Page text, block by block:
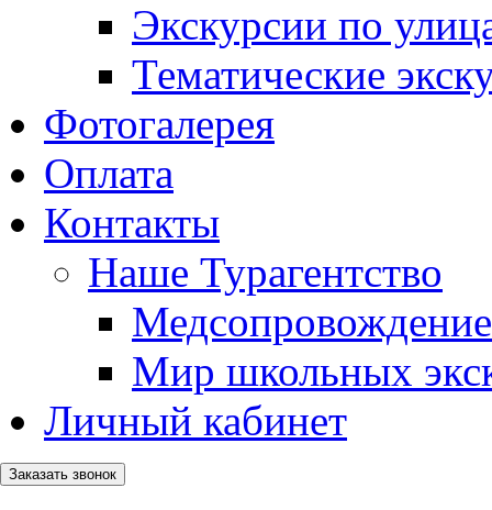
Экскурсии по
Тематические
Фотогалерея
Оплата
Контакты
Наше Турагентство
Медсопровождение
Мир школьных
Личный кабинет
Заказать звонок